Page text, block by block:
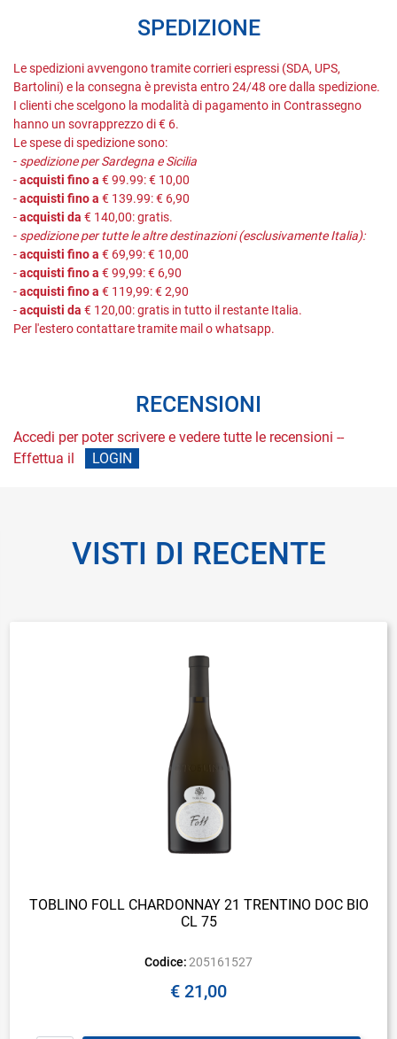
SPEDIZIONE
Le spedizioni avvengono tramite corrieri espressi (SDA, UPS,
Bartolini) e la consegna è prevista entro 24/48 ore dalla spedizione.
I clienti che scelgono la modalità di pagamento in Contrassegno
hanno un sovrapprezzo di € 6.
Le spese di spedizione sono:
- spedizione per Sardegna e Sicilia
-acquisti fino a € 99.99: € 10,00
-acquisti fino a € 139.99: € 6,90
-acquisti da € 140,00: gratis.
- spedizione per tutte le altre destinazioni (esclusivamente Italia):
-acquisti fino a € 69,99: € 10,00
-acquisti fino a € 99,99: € 6,90
-acquisti fino a € 119,99: € 2,90
-acquisti da € 120,00: gratis in tutto il restante Italia.
Per l'estero contattare tramite mail o whatsapp.
RECENSIONI
Accedi per poter scrivere e vedere tutte le recensioni --
Effettua il
LOGIN
VISTI DI RECENTE
TOBLINO FOLL CHARDONNAY 21 TRENTINO DOC BIO
CL 75
Codice: 205161527
€ 21,00